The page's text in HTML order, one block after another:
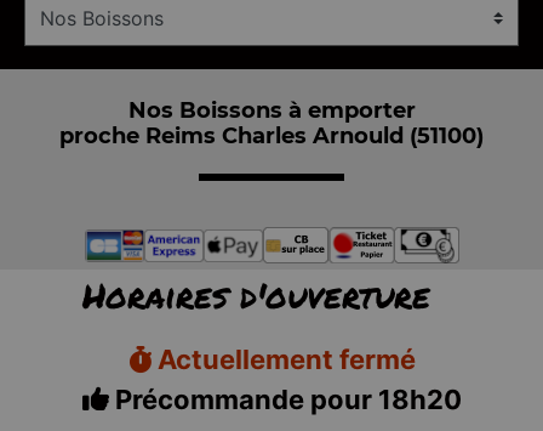
Nos Boissons à emporter
proche Reims Charles Arnould (51100)
Horaires d'ouverture
Actuellement fermé
Précommande pour 18h20